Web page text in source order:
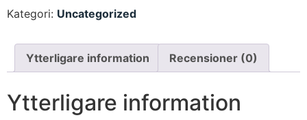
Kategori: Uncategorized
Ytterligare information Recensioner (0)
Ytterligare information